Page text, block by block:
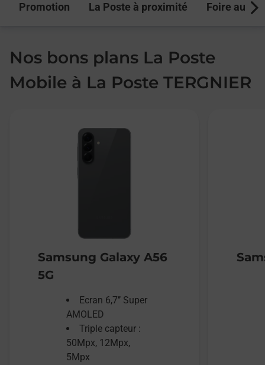
Promotion La Poste à proximité Foire aux
Nos bons plans La Poste
Mobile à La Poste TERGNIER
Samsung Galaxy A56
5G
Ecran 6,7’’ Super
AMOLED
Triple capteur :
50Mpx, 12Mpx,
5Mpx